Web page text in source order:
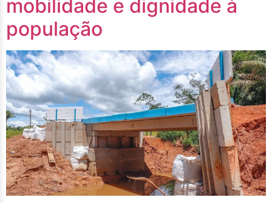
mobilidade e dignidade à
população